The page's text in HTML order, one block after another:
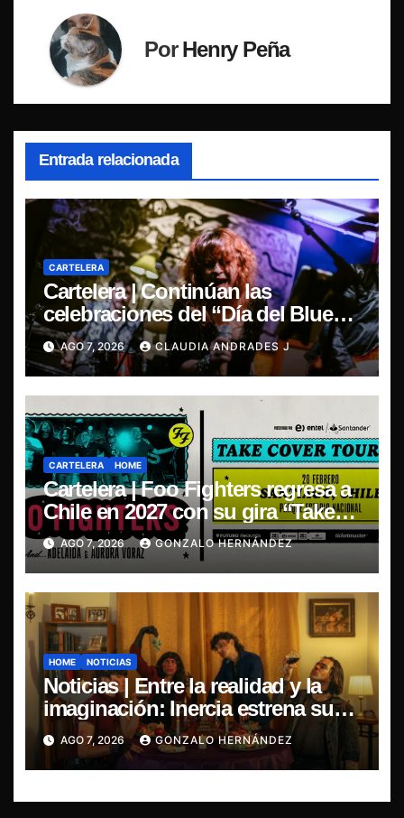
PorHenry Peña
Entrada relacionada
CARTELERA
Cartelera | Continúan las
celebraciones del “Día del Blues”,
La Rox se presentará este sábado
en Concepción
AGO 7, 2026 CLAUDIA ANDRADES J
CARTELERA HOME
Cartelera | Foo Fighters regresa a
Chile en 2027 con su gira “Take
Cover Tour 2027”
AGO 7, 2026 GONZALO HERNÁNDEZ
HOME NOTICIAS
Noticias | Entre la realidad y la
imaginación: Inercia estrena su
primer single “Marilina”
AGO 7, 2026 GONZALO HERNÁNDEZ